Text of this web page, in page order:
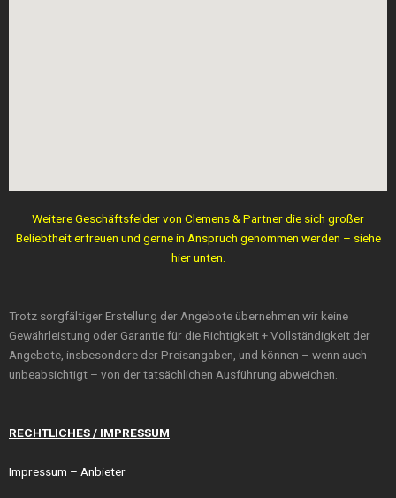
Weitere Geschäftsfelder von Clemens & Partner die sich großer
Beliebtheit erfreuen und gerne in Anspruch genommen werden – siehe
hier unten.
Trotz sorgfältiger Erstellung der Angebote übernehmen wir keine
Gewährleistung oder Garantie für die Richtigkeit + Vollständigkeit der
Angebote, insbesondere der Preisangaben, und können – wenn auch
unbeabsichtigt – von der tatsächlichen Ausführung abweichen.
RECHTLICHES / IMPRESSUM
Impressum – Anbieter